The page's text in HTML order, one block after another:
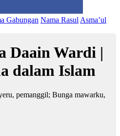
Gabungan Nama Rasul Asma’ul
Daain Wardi |
dalam Islam
pemanggil; Bunga mawarku,